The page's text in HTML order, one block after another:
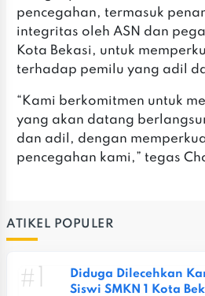
pencegahan, termasuk
integritas oleh ASN dan
Kota Bekasi, untuk
terhadap pemilu yang adil
“Kami berkomitmen untuk
yang akan datang
dan adil, dengan
pencegahan kami,” tegas
ATIKEL POPULER
#1
Diduga Dilecehkan
Siswi SMKN 1 Kota